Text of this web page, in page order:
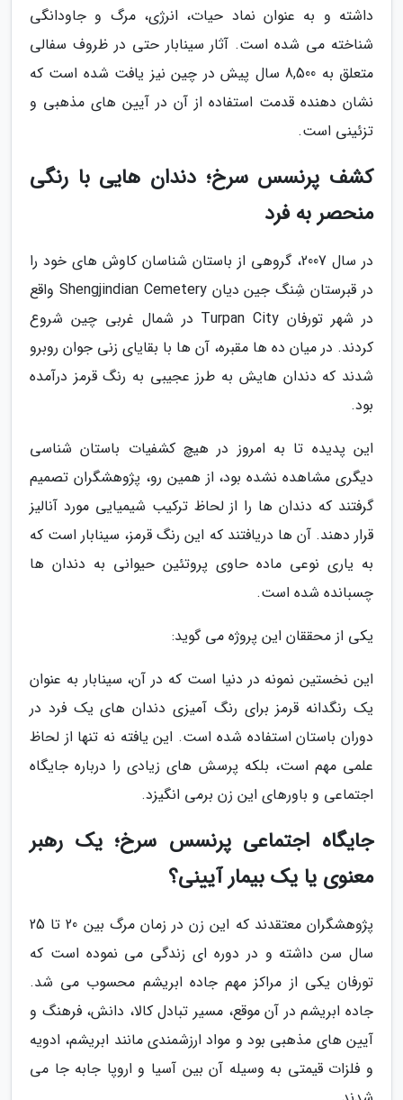
داشته و به عنوان نماد حیات، انرژی، مرگ و جاودانگی
شناخته می شده است. آثار سینابار حتی در ظروف سفالی
متعلق به 8,500 سال پیش در چین نیز یافت شده است که
نشان دهنده قدمت استفاده از آن در آیین های مذهبی و
تزئینی است.
کشف پرنسس سرخ؛ دندان هایی با رنگی
منحصر به فرد
در سال 2007، گروهی از باستان شناسان کاوش های خود را
در قبرستان شِنگ جین دیان Shengjindian Cemetery واقع
در شهر تورفان Turpan City در شمال غربی چین شروع
کردند. در میان ده ها مقبره، آن ها با بقایای زنی جوان روبرو
شدند که دندان هایش به طرز عجیبی به رنگ قرمز درآمده
بود.
این پدیده تا به امروز در هیچ کشفیات باستان شناسی
دیگری مشاهده نشده بود، از همین رو، پژوهشگران تصمیم
گرفتند که دندان ها را از لحاظ ترکیب شیمیایی مورد آنالیز
قرار دهند. آن ها دریافتند که این رنگ قرمز، سینابار است که
به یاری نوعی ماده حاوی پروتئین حیوانی به دندان ها
چسبانده شده است.
یکی از محققان این پروژه می گوید:
این نخستین نمونه در دنیا است که در آن، سینابار به عنوان
یک رنگدانه قرمز برای رنگ آمیزی دندان های یک فرد در
دوران باستان استفاده شده است. این یافته نه تنها از لحاظ
علمی مهم است، بلکه پرسش های زیادی را درباره جایگاه
اجتماعی و باورهای این زن برمی انگیزد.
جایگاه اجتماعی پرنسس سرخ؛ یک رهبر
معنوی یا یک بیمار آیینی؟
پژوهشگران معتقدند که این زن در زمان مرگ بین 20 تا 25
سال سن داشته و در دوره ای زندگی می نموده است که
تورفان یکی از مراکز مهم جاده ابریشم محسوب می شد.
جاده ابریشم در آن موقع، مسیر تبادل کالا، دانش، فرهنگ و
آیین های مذهبی بود و مواد ارزشمندی مانند ابریشم، ادویه
و فلزات قیمتی به وسیله آن بین آسیا و اروپا جابه جا می